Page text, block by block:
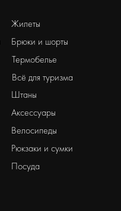
Жилеты
Штаны
Рюкзаки и сумки
Брюки и шорты
Термобелье
Всё для туризма
Велосипеды
Аксессуары
Посуда